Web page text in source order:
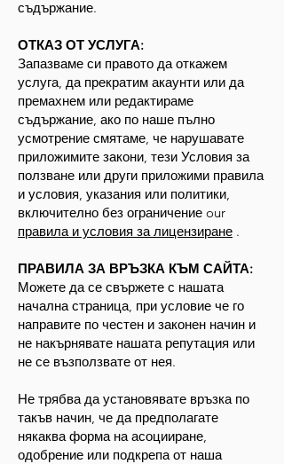
съдържание.
ОТКАЗ ОТ УСЛУГА:
Запазваме си правото да откажем
услуга, да прекратим акаунти или да
премахнем или редактираме
съдържание, ако по наше пълно
усмотрение смятаме, че нарушавате
приложимите закони, тези Условия за
ползване или други приложими правила
и условия, указания или политики,
включително без ограничение our
правила и условия за лицензиране .
ПРАВИЛА ЗА ВРЪЗКА КЪМ САЙТА:
Можете да се свържете с нашата
начална страница, при условие че го
направите по честен и законен начин и
не накърнявате нашата репутация или
не се възползвате от нея.
Не трябва да установявате връзка по
такъв начин, че да предполагате
някаква форма на асоцииране,
одобрение или подкрепа от наша